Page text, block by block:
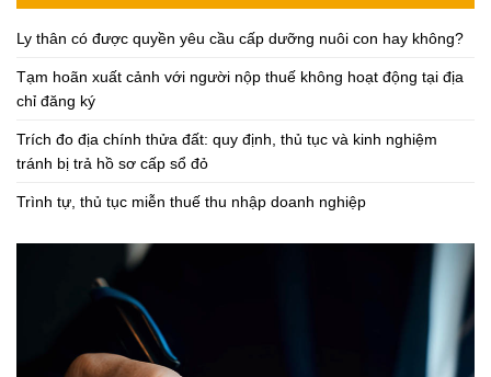
Ly thân có được quyền yêu cầu cấp dưỡng nuôi con hay không?
Tạm hoãn xuất cảnh với người nộp thuế không hoạt động tại địa
chỉ đăng ký
Trích đo địa chính thửa đất: quy định, thủ tục và kinh nghiệm
tránh bị trả hồ sơ cấp sổ đỏ
Trình tự, thủ tục miễn thuế thu nhập doanh nghiệp